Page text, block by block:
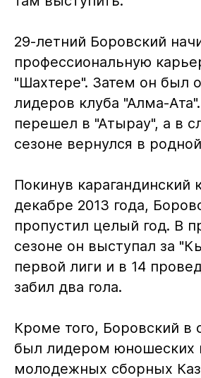
29-летний Боровский
профессиональную
"Шахтере". Затем он был
лидеров клуба "Алма-
перешел в "Атырау", а в
сезоне вернулся в
Покинув карагандинский
декабре 2013 года,
пропустил целый год. В
сезоне он выступал за
первой лиги и в 14
забил два гола.
Кроме того, Боровский в
был лидером юношеских
молодежных сборных